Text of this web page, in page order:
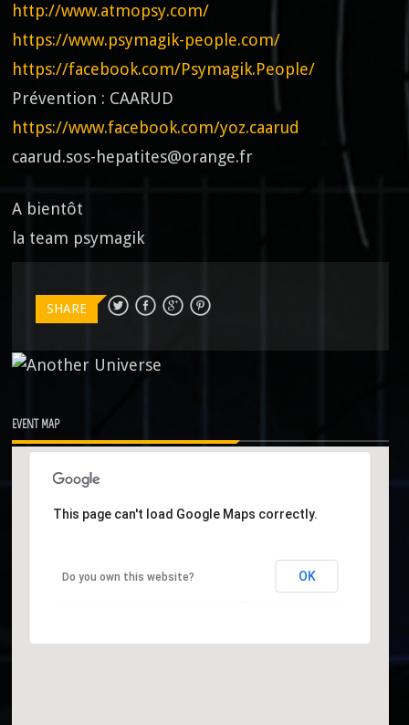
http://www.atmopsy.com/
https://www.psymagik-people.com/
https://facebook.com/Psymagik.People/
Prévention : CAARUD
https://www.facebook.com/yoz.caarud
caarud.sos-hepatites@orange.fr
A bientôt
la team psymagik
SHARE
EVENT MAP
This page can't load Google Maps correctly.
Do you own this website? OK